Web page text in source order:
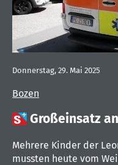
Bozen
Donnerstag, 29. Mai 2025
Großeinsatz
Mehrere Kinder der
mussten heute vom